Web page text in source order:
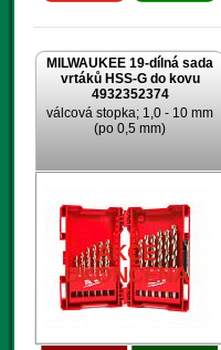
MILWAUKEE 19-dílná sada
vrtáků HSS-G do kovu
4932352374
válcová stopka; 1,0 - 10 mm
(po 0,5 mm)
AKCE
UKONČENA